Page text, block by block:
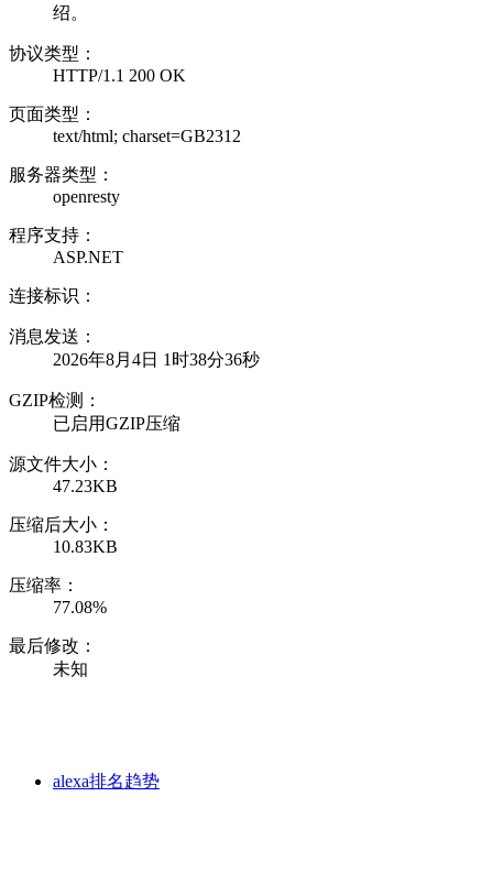
绍。
协议类型：
HTTP/1.1 200 OK
页面类型：
text/html; charset=GB2312
服务器类型：
openresty
程序支持：
ASP.NET
连接标识：
消息发送：
2026年8月4日 1时38分36秒
GZIP检测：
已启用GZIP压缩
源文件大小：
47.23KB
压缩后大小：
10.83KB
压缩率：
77.08%
最后修改：
未知
alexa排名趋势